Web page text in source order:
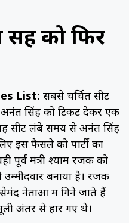
को फिर
List: सबसे चर्चित सीट
अनंत सिंह को टिकट देकर एक
यह सीट लंबे समय से अनंत सिंह
इस फैसले को पार्टी का
पूर्व मंत्री श्याम रजक को
उम्मीदवार बनाया है। रजक
नेताओं में गिने जाते हैं
अंतर से हार गए थे।